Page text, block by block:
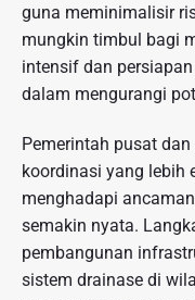
guna meminimalisir
mungkin timbul bagi
intensif dan
dalam mengurangi
Pemerintah pusat
koordinasi yang lebih
menghadapi ancaman
semakin nyata.
pembangunan
sistem drainase di